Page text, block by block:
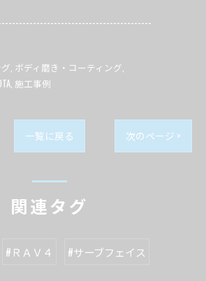
ボディ磨き・コーティング
施工事例
一覧に戻る 次のページ >
関連タグ
#ＲＡＶ４ #サーブフェイス